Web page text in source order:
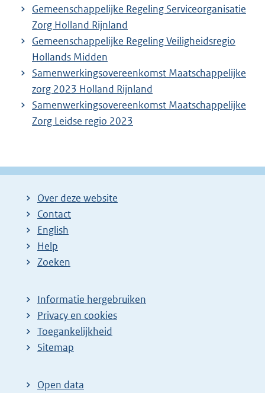
Gemeenschappelijke Regeling Serviceorganisatie
Zorg Holland Rijnland
Gemeenschappelijke Regeling Veiligheidsregio
Hollands Midden
Samenwerkingsovereenkomst Maatschappelijke
zorg 2023 Holland Rijnland
Samenwerkingsovereenkomst Maatschappelijke
Zorg Leidse regio 2023
Over deze website
Contact
English
Help
Zoeken
Informatie hergebruiken
Privacy en cookies
Toegankelijkheid
Sitemap
Open data